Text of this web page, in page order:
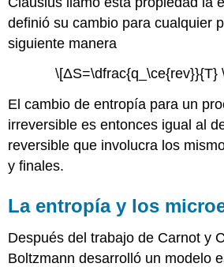
definió su cambio para cualquier
siguiente manera
\[ΔS=\dfrac{q_\ce{rev}}{T}
El cambio de entropía para un
irreversible es entonces igual al
reversible que involucra los
y finales.
La entropía y los
Después del trabajo de Carnot y
Boltzmann desarrolló un modelo